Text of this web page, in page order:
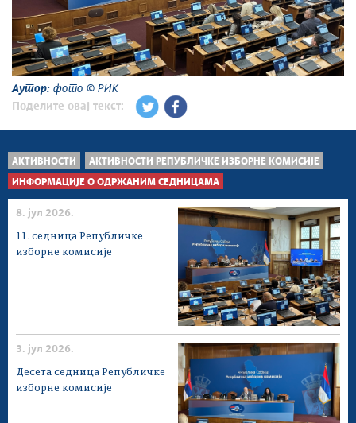
Аутор: фото © РИК
Поделите овај текст:
АКТИВНОСТИ АКТИВНОСТИ РЕПУБЛИЧКЕ ИЗБОРНЕ КОМИСИЈЕ
ИНФОРМАЦИЈЕ О ОДРЖАНИМ СЕДНИЦАМА
8. јул 2026.
11. седница Републичке
изборне комисије
3. јул 2026.
Десета седница Републичке
изборне комисије